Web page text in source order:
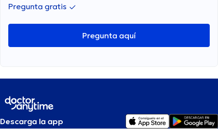
Pregunta gratis
Pregunta aquí
Descarga la app